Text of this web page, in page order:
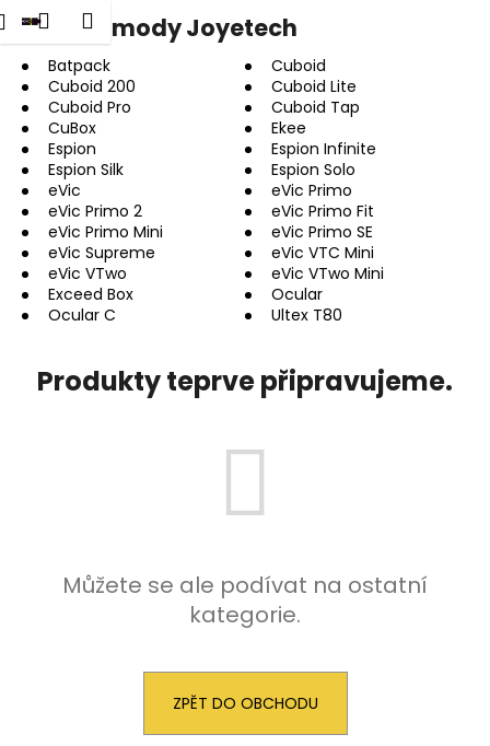
Přejít
na
obsah
Přihlášení
Nákupní
košík
Menu
Gripy a mody Joyetech
Batpack
Cuboid
Cuboid 200
Cuboid Lite
Cuboid Pro
Cuboid Tap
CuBox
Ekee
Espion
Espion Infinite
Espion Silk
Espion Solo
eVic
eVic Primo
eVic Primo 2
eVic Primo Fit
eVic Primo Mini
eVic Primo SE
eVic Supreme
eVic VTC Mini
eVic VTwo
eVic VTwo Mini
Exceed Box
Ocular
Ocular C
Ultex T80
Produkty teprve připravujeme.
Můžete se ale podívat na ostatní
kategorie.
ZPĚT DO OBCHODU
K
o
C
o
p
o
t
ř
e
b